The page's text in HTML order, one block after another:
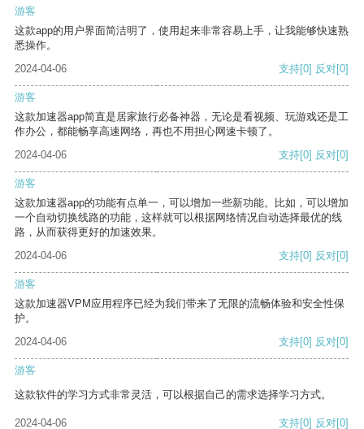
游客
这款app的用户界面简洁明了，使用起来非常容易上手，让我能够快速熟
悉操作。
2024-04-06
支持[0] 反对[0]
游客
这款加速器app简直是居家旅行必备神器，无论是看视频、玩游戏还是工
作办公，都能畅享高速网络，再也不用担心网速卡顿了。
2024-04-06
支持[0] 反对[0]
游客
这款加速器app的功能有点单一，可以增加一些新功能。比如，可以增加
一个自动切换线路的功能，这样就可以根据网络情况自动选择最优的线
路，从而获得更好的加速效果。
2024-04-06
支持[0] 反对[0]
游客
这款加速器VPM应用程序已经为我们带来了无限的流畅体验和安全性保
护。
2024-04-06
支持[0] 反对[0]
游客
这款软件的学习方式非常灵活，可以根据自己的需求选择学习方式。
2024-04-06 支持[0] 反对[0]